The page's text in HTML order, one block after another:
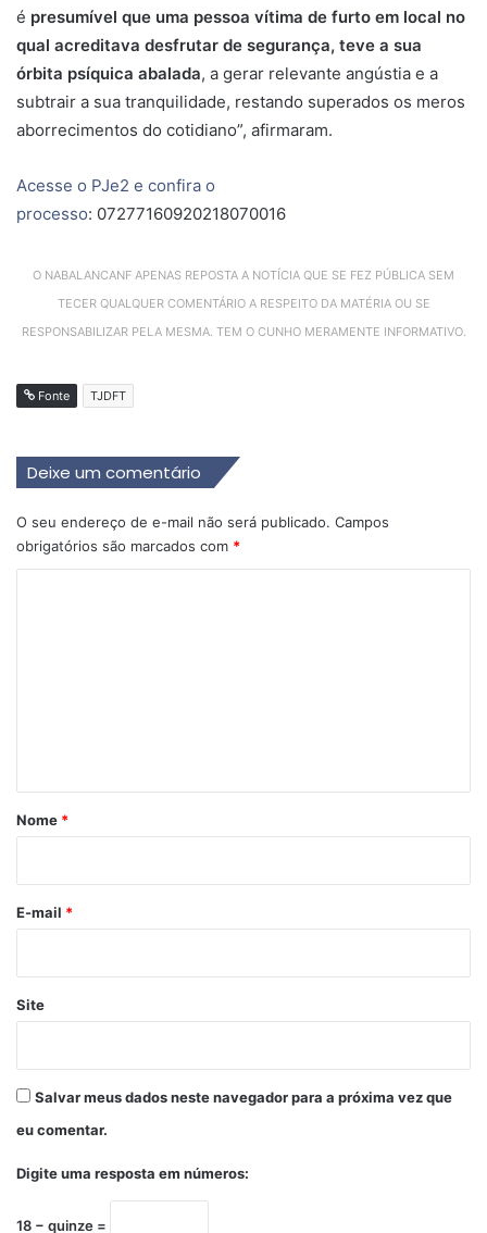
é presumível que uma pessoa vítima de furto em local no
qual acreditava desfrutar de segurança, teve a sua
órbita psíquica abalada, a gerar relevante angústia e a
subtrair a sua tranquilidade, restando superados os meros
aborrecimentos do cotidiano”, afirmaram.
Acesse o PJe2 e confira o
processo: 07277160920218070016
O NABALANCANF APENAS REPOSTA A NOTÍCIA QUE SE FEZ PÚBLICA SEM
TECER QUALQUER COMENTÁRIO A RESPEITO DA MATÉRIA OU SE
RESPONSABILIZAR PELA MESMA. TEM O CUNHO MERAMENTE INFORMATIVO.
Fonte TJDFT
Deixe um comentário
O seu endereço de e-mail não será publicado. Campos
obrigatórios são marcados com *
r
*
Nome *
E-mail *
Site
Salvar meus dados neste navegador para a próxima vez que
eu comentar.
Digite uma resposta em números:
18 − quinze =